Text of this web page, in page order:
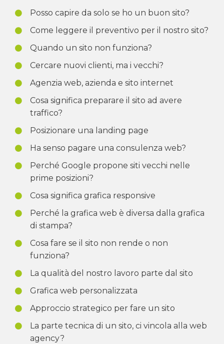
Posso capire da solo se ho un buon sito?
Come leggere il preventivo per il nostro sito?
Quando un sito non funziona?
Cercare nuovi clienti, ma i vecchi?
Agenzia web, azienda e sito internet
Cosa significa preparare il sito ad avere
traffico?
Posizionare una landing page
Ha senso pagare una consulenza web?
Perché Google propone siti vecchi nelle
prime posizioni?
Cosa significa grafica responsive
Perché la grafica web è diversa dalla grafica
di stampa?
Cosa fare se il sito non rende o non
funziona?
La qualità del nostro lavoro parte dal sito
Grafica web personalizzata
Approccio strategico per fare un sito
La parte tecnica di un sito, ci vincola alla web
agency?